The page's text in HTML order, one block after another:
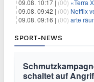
09.08. 10:17 | (00) «Terra
09.08. 09:42 | (00) Netflix
09.08. 09:16 | (00) arte
SPORT-NEWS
schaltet auf